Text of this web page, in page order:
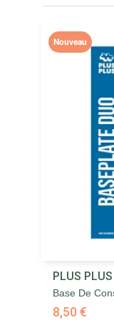
PLUS PLUS
Base De
8,50 €
Nouveau